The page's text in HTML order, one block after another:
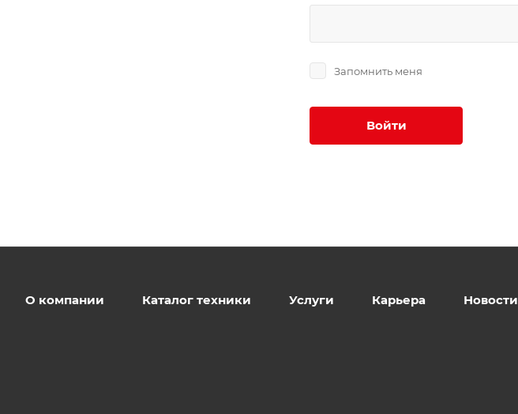
Запомнить меня
Войти
О компании Каталог техники Услуги Карьера Новости